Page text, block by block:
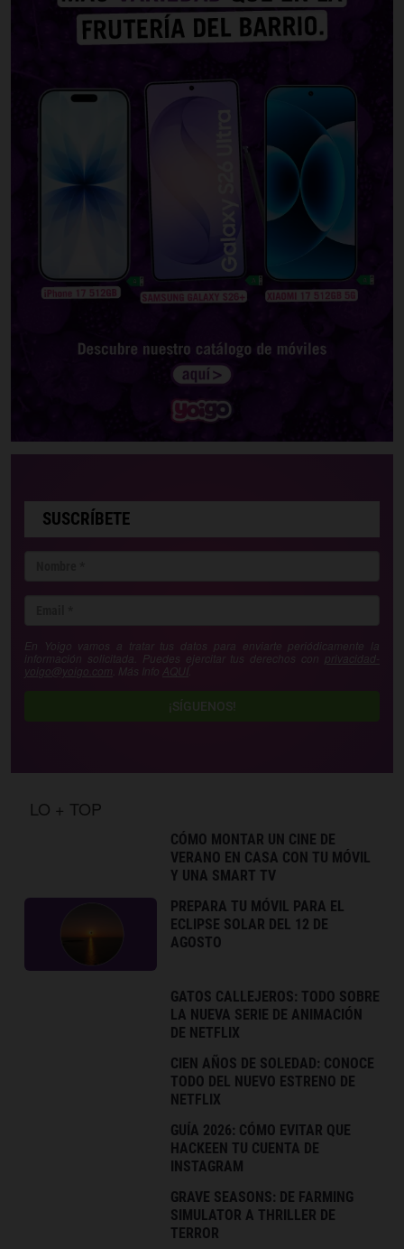
SUSCRÍBETE
En Yoigo vamos a tratar tus datos para enviarte periódicamente la
información solicitada. Puedes ejercitar tus derechos con privacidad-
yoigo@yoigo.com . Más Info AQUÍ
¡SÍGUENOS!
LO + TOP
CÓMO MONTAR UN CINE DE
VERANO EN CASA CON TU MÓVIL
Y UNA SMART TV
PREPARA TU MÓVIL PARA EL
ECLIPSE SOLAR DEL 12 DE
AGOSTO
GATOS CALLEJEROS: TODO SOBRE
LA NUEVA SERIE DE ANIMACIÓN
DE NETFLIX
CIEN AÑOS DE SOLEDAD: CONOCE
TODO DEL NUEVO ESTRENO DE
NETFLIX
GUÍA 2026: CÓMO EVITAR QUE
HACKEEN TU CUENTA DE
INSTAGRAM
GRAVE SEASONS: DE FARMING
SIMULATOR A THRILLER DE
TERROR